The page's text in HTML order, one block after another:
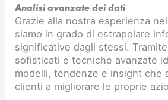
Analisi avanzate dei dati
Grazie alla nostra esperienza
siamo in grado di estrapolare
significative dagli stessi.
sofisticati e tecniche avanzate
modelli, tendenze e insight che
clienti a migliorare le proprie